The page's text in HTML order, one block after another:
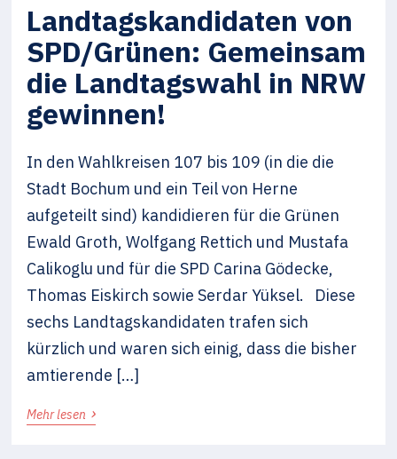
Landtagskandidaten von
SPD/Grünen: Gemeinsam
die Landtagswahl in NRW
gewinnen!
In den Wahlkreisen 107 bis 109 (in die die
Stadt Bochum und ein Teil von Herne
aufgeteilt sind) kandidieren für die Grünen
Ewald Groth, Wolfgang Rettich und Mustafa
Calikoglu und für die SPD Carina Gödecke,
Thomas Eiskirch sowie Serdar Yüksel. Diese
sechs Landtagskandidaten trafen sich
kürzlich und waren sich einig, dass die bisher
amtierende […]
Mehr lesen ›